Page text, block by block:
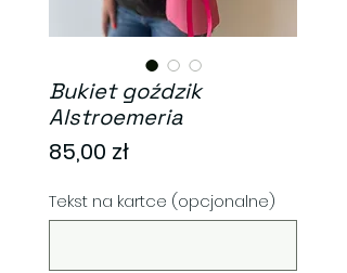
Bukiet goździk
Alstroemeria
85,00 złCena
Tekst na kartce (opcjonalne)